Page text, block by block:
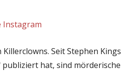
Instagram
Seit Stephen Kings
hat, sind mörderische